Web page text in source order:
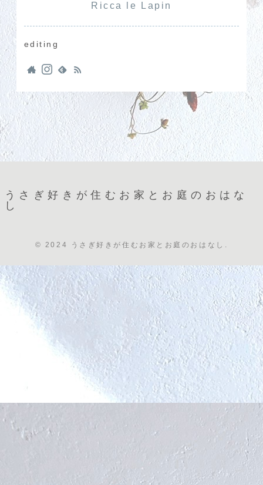
Ricca le Lapin
editing
うさぎ好きが住むお家とお庭のおはな
し
© 2024 うさぎ好きが住むお家とお庭のおはなし.